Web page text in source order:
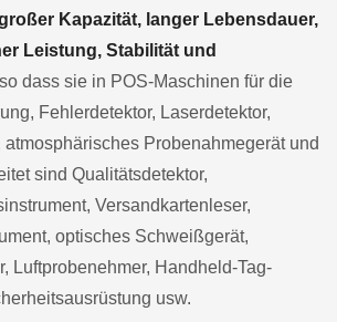
Kapazität, langer Lebensdauer,
Leistung, Stabilität und
dass sie in POS-Maschinen für die
Fehlerdetektor, Laserdetektor,
atmosphärisches Probenahmegerät und
sind Qualitätsdetektor,
Versandkartenleser,
optisches Schweißgerät,
Luftprobenehmer, Handheld-Tag-
usw.